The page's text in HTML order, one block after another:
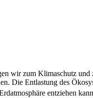
wir zum Klimaschutz
Die Entlastung des
entziehen